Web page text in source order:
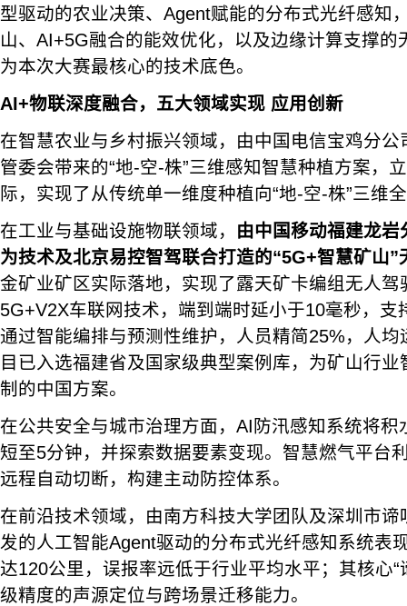
型驱动的农业决策、Agent赋能的分布式光纤感知
山、AI+5G融合的能效优化，以及边缘计算支撑
为本次大赛最核心的技术底色。
AI+物联深度融合，五大领域实现 应用创新
在智慧农业与乡村振兴领域，由中国电信宝鸡分
管委会带来的“地-空-株”三维感知智慧种植方案，
际，实现了从传统单一维度种植向“地-空-株”三维
在工业与基础设施物联领域， 由中国移动福建龙
为技术及北京易控智驾联合打造的“5G+智慧矿山”
金矿业矿区实际落地，实现了露天矿卡编组无人驾
5G+V2X车联网技术，端到端时延小于10毫秒，支
通过智能编排与预测性维护，人员精简25%，人
目已入选福建省及国家级典型案例库，为矿山行
制的中国方案。
在公共安全与城市治理方面，AI防汛感知系统将积
短至5分钟，并探索数据要素变现。智慧燃气平台
远程自动切断，构建主动防控体系。
在前沿技术领域，由南方科技大学团队及深圳市
发的人工智能Agent驱动的分布式光纤感知系统表
达120公里，误报率远低于行业平均水平；其核心“
级精度的声源定位与跨场景迁移能力。